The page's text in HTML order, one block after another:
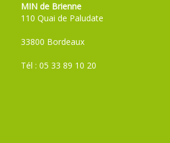
MIN de Brienne
110 Quai de Paludate
33800 Bordeaux
Tél : 05 33 89 10 20